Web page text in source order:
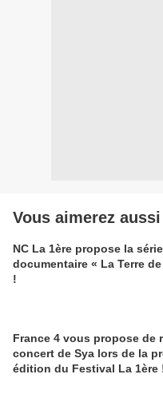
Vous aimerez aussi
NC La 1ère propose la série
documentaire « La Terre
!
France 4 vous propose de
concert de Sya lors de la
édition du Festival La 1ère